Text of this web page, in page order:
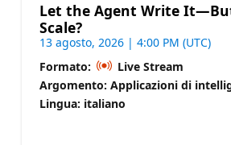
Let the Agent Write
Scale?
13 agosto, 2026 | 4:00 PM (UTC)
Formato:
Live Stream
Argomento: Applicazioni di
Lingua: italiano